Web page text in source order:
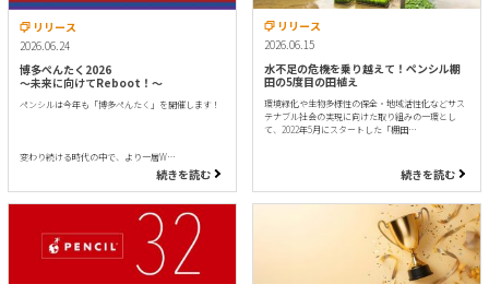
リリース
2026.06.24
博多ぺんたく2026
〜未来に向けてReboot！〜
ペンシルは今年も「博多ぺんたく」を開催します！
変わり続ける時代の中で、より一層W…
続きを読む
リリース
2026.06.15
水不足の危機を乗り越えて！ペンシル棚
田の5度目の田植え
環境緑化や生物多様性の保全・地域活性化などサス
テナブル社会の実現に向けた取り組みの一環とし
て、2022年5月にスタートした「棚田…
続きを読む